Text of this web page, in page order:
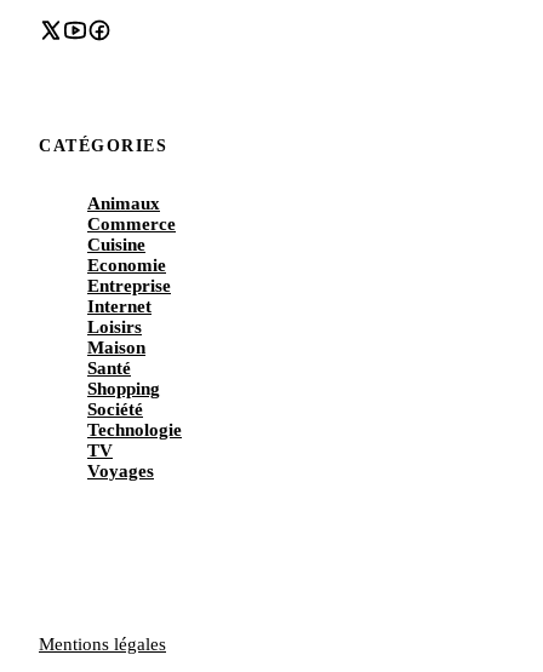
CATÉGORIES
Animaux
Commerce
Cuisine
Economie
Entreprise
Internet
Loisirs
Maison
Santé
Shopping
Société
Technologie
TV
Voyages
Mentions légales